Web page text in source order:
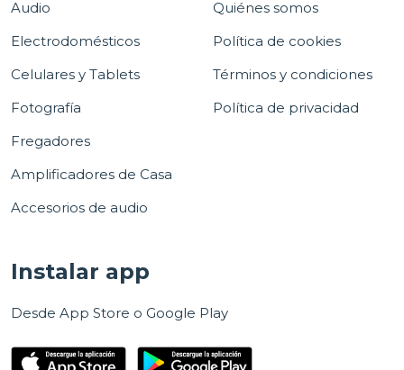
Audio
Electrodomésticos
Celulares y Tablets
Fotografía
Fregadores
Amplificadores de Casa
Accesorios de audio
Quiénes somos
Política de cookies
Términos y condiciones
Política de privacidad
Instalar app
Desde App Store o Google Play